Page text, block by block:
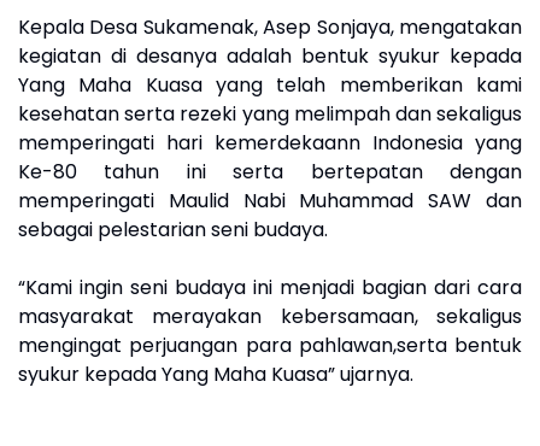
Kepala Desa Sukamenak, Asep Sonjaya, mengatakan
kegiatan di desanya adalah bentuk syukur kepada
Yang Maha Kuasa yang telah memberikan kami
kesehatan serta rezeki yang melimpah dan sekaligus
memperingati hari kemerdekaann Indonesia yang
Ke-80 tahun ini serta bertepatan dengan
memperingati Maulid Nabi Muhammad SAW dan
sebagai pelestarian seni budaya.
“Kami ingin seni budaya ini menjadi bagian dari cara
masyarakat merayakan kebersamaan, sekaligus
mengingat perjuangan para pahlawan,serta bentuk
syukur kepada Yang Maha Kuasa” ujarnya.